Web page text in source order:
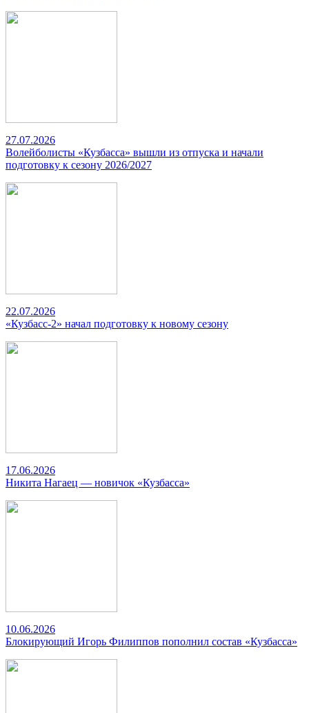
27.07.2026
Волейболисты «Кузбасса» вышли из отпуска и начали
подготовку к сезону 2026/2027
22.07.2026
«Кузбасс-2» начал подготовку к новому сезону
17.06.2026
Никита Нагаец — новичок «Кузбасса»
10.06.2026
Блокирующий Игорь Филиппов пополнил состав «Кузбасса»